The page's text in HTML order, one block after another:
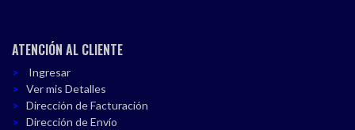
ATENCIÓN AL CLIENTE
Ingresar
Ver mis Detalles
Dirección de Facturación
Dirección de Envío